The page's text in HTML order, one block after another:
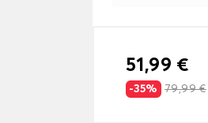
51,99 €
-35% 79,99 €